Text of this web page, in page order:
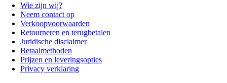
Wie zijn wij?
Neem contact op
Verkoopvoorwaarden
Retourneren en terugbetalen
Juridische disclaimer
Betaalmethoden
Prijzen en leveringsopties
Privacy verklaring